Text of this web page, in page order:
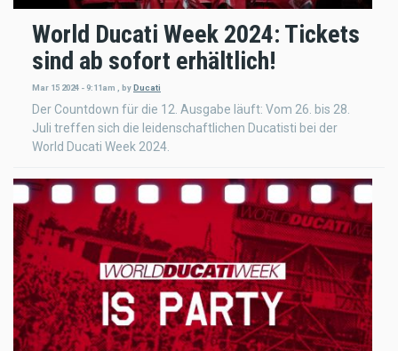
World Ducati Week 2024: Tickets
sind ab sofort erhältlich!
Mar 15 2024 - 9:11am byDucati
Der Countdown für die 12. Ausgabe läuft: Vom 26. bis 28.
Juli treffen sich die leidenschaftlichen Ducatisti bei der
World Ducati Week 2024.